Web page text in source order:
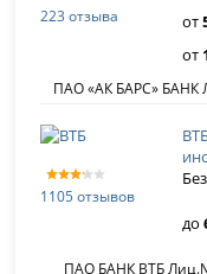
223 отзыва
от
от
ПАО «АК БАРС» БАНК
1105 отзывов
до
ПАО БАНК ВТБ